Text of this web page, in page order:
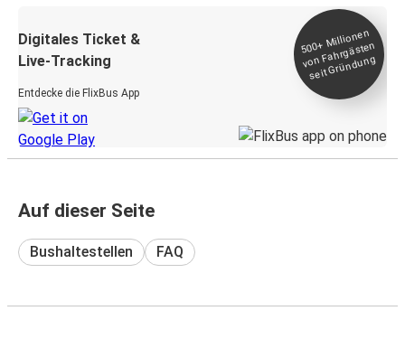
Digitales Ticket &
Live-Tracking
Entdecke die FlixBus App
500+
Millionen
von Fahrgästen
seit
Gründung
Auf dieser Seite
Bushaltestellen FAQ